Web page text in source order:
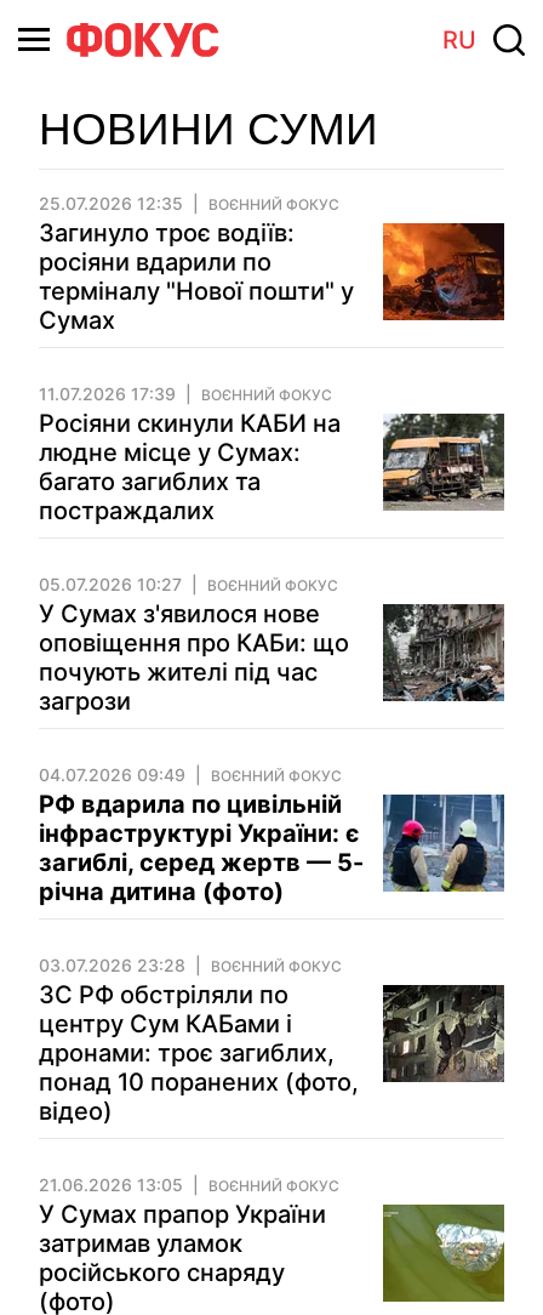
RU
НОВИНИ СУМИ
25.07.2026 12:35 ВОЄННИЙ ФОКУС
Загинуло троє водіїв:
росіяни вдарили по
терміналу "Нової пошти" у
Сумах
11.07.2026 17:39 ВОЄННИЙ ФОКУС
Росіяни скинули КАБИ на
людне місце у Сумах:
багато загиблих та
постраждалих
05.07.2026 10:27 ВОЄННИЙ ФОКУС
У Сумах з'явилося нове
оповіщення про КАБи: що
почують жителі під час
загрози
04.07.2026 09:49 ВОЄННИЙ ФОКУС
РФ вдарила по цивільній
інфраструктурі України: є
загиблі, серед жертв — 5-
річна дитина (фото)
03.07.2026 23:28 ВОЄННИЙ ФОКУС
ЗС РФ обстріляли по
центру Сум КАБами і
дронами: троє загиблих,
понад 10 поранених (фото,
відео)
21.06.2026 13:05 ВОЄННИЙ ФОКУС
У Сумах прапор України
затримав уламок
російського снаряду
(фото)